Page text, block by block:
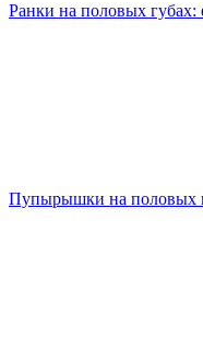
Ранки на половых
Пупырышки на половых